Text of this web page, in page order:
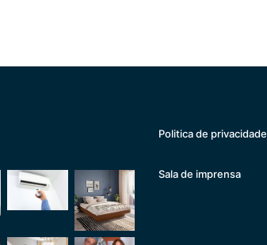
Politica de privacidade
Sala de imprensa